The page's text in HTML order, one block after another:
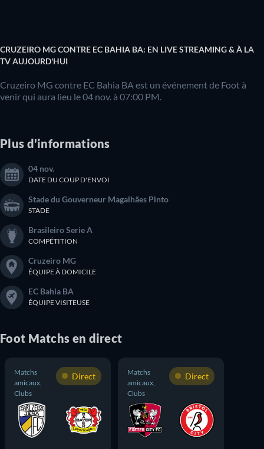
CRUZEIRO MG CONTRE EC BAHIA BA: EN LIVE STREAMING & À LA
TV AUJOURD'HUI
Cruzeiro MG contre EC Bahia BA est un événement de Foot à
venir qui aura lieu le 04 nov. à 07:00 PM.
Plus d'informations
04 nov.
DATE DU COUP D'ENVOI
Stade du Gouverneur Magalhães Pinto
STADE
Brasileiro Serie A
COMPÉTITION
Cruzeiro MG
ÉQUIPE À DOMICILE
EC Bahia BA
ÉQUIPE VISITEUSE
Foot Matchs en direct
Matchs
amicaux,
Clubs
Direct
Matchs
amicaux,
Clubs
Direct